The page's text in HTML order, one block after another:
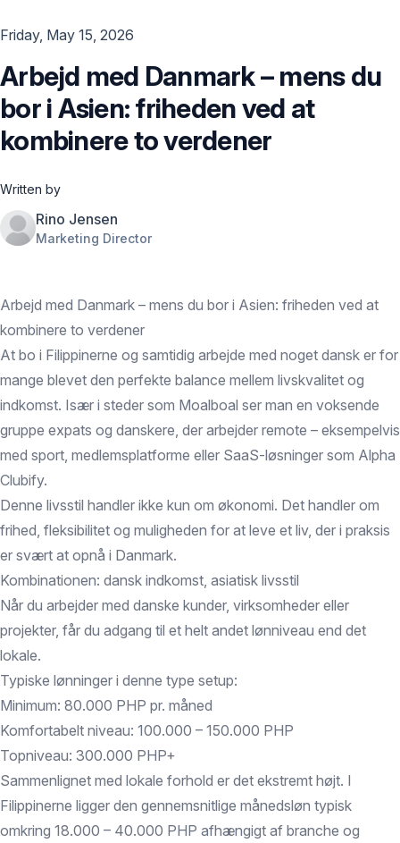
Friday, May 15, 2026
Arbejd med Danmark – mens du
bor i Asien: friheden ved at
kombinere to verdener
Written by
Rino Jensen
Marketing Director
Arbejd med Danmark – mens du bor i Asien: friheden ved at
kombinere to verdener
At bo i Filippinerne og samtidig arbejde med noget dansk er for
mange blevet den perfekte balance mellem livskvalitet og
indkomst. Især i steder som Moalboal ser man en voksende
gruppe expats og danskere, der arbejder remote – eksempelvis
med sport, medlemsplatforme eller SaaS-løsninger som Alpha
Clubify.
Denne livsstil handler ikke kun om økonomi. Det handler om
frihed, fleksibilitet og muligheden for at leve et liv, der i praksis
er svært at opnå i Danmark.
Kombinationen: dansk indkomst, asiatisk livsstil
Når du arbejder med danske kunder, virksomheder eller
projekter, får du adgang til et helt andet lønniveau end det
lokale.
Typiske lønninger i denne type setup:
Minimum: 80.000 PHP pr. måned
Komfortabelt niveau: 100.000 – 150.000 PHP
Topniveau: 300.000 PHP+
Sammenlignet med lokale forhold er det ekstremt højt. I
Filippinerne ligger den gennemsnitlige månedsløn typisk
omkring 18.000 – 40.000 PHP afhængigt af branche og